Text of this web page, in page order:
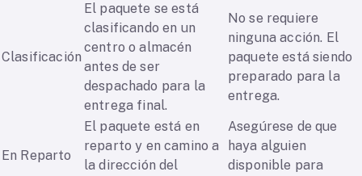
Clasificación
El paquete se está
clasificando en un
centro o almacén
antes de ser
despachado para la
entrega final.
No se requiere
ninguna acción. El
paquete está siendo
preparado para la
entrega.
En Reparto
El paquete está en
reparto y en camino a
la dirección del
Asegúrese de que
haya alguien
disponible para